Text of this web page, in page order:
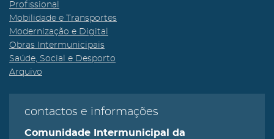
Profissional
Mobilidade e Transportes
Modernização e Digital
Obras Intermunicipais
Saúde, Social e Desporto
Arquivo
contactos e informações
Comunidade Intermunicipal da